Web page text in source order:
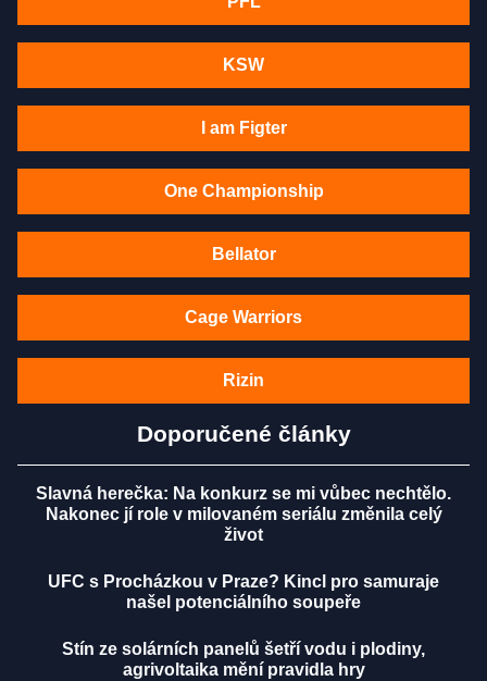
KSW
I am Figter
One Championship
Bellator
Cage Warriors
Rizin
Doporučené články
Slavná herečka: Na konkurz se mi vůbec nechtělo.
Nakonec jí role v milovaném seriálu změnila celý
život
UFC s Procházkou v Praze? Kincl pro samuraje
našel potenciálního soupeře
Stín ze solárních panelů šetří vodu i plodiny,
agrivoltaika mění pravidla hry